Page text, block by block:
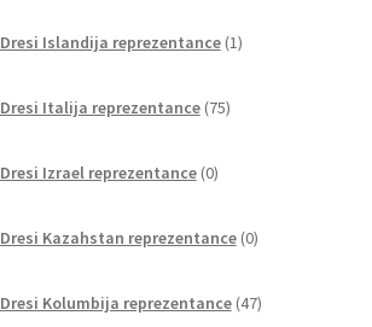
Dresi Islandija reprezentance 1izdelek
Dresi Italija reprezentance 75izdelkov
Dresi Izrael reprezentance 0izdelkov
Dresi Kazahstan reprezentance 0izdelkov
Dresi Kolumbija reprezentance 47izdelkov